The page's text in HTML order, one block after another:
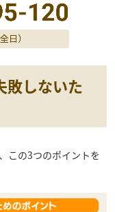
敗しないた
この3つのポイントを